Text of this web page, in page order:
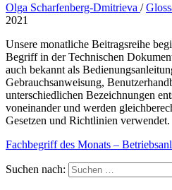
Olga Scharfenberg-Dmitrieva /
2021
Unsere monatliche Beitragsreihe
Begriff in der Technischen
auch bekannt als
Gebrauchsanweisung,
unterschiedlichen Bezeichnungen
voneinander und werden
Gesetzen und Richtlinien verwendet.
Fachbegriff des Monats –
Suchen nach: